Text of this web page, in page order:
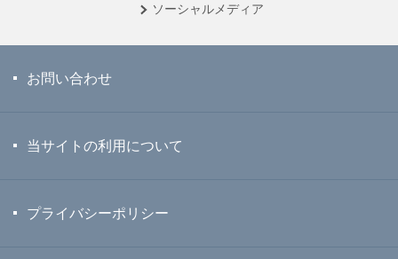
ソーシャル メディア
お問い合わせ
当サイトの利用について
プライバシーポリシー